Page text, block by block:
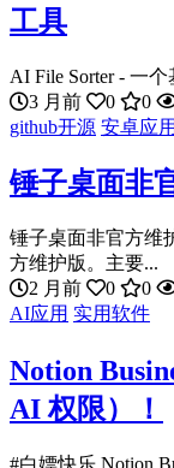
工具
AI File Sorter - 一
3 月前
0 0
github开源 安卓应用
锤子桌面非
锤子桌面非官方维
方维护版。主要...
2 月前
0 0
AI应用 实用软件
Notion
AI 权限）！